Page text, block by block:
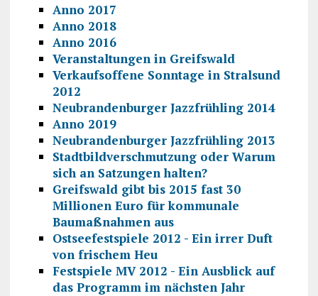
Anno 2017
Anno 2018
Anno 2016
Veranstaltungen in Greifswald
Verkaufsoffene Sonntage in Stralsund
2012
Neubrandenburger Jazzfrühling 2014
Anno 2019
Neubrandenburger Jazzfrühling 2013
Stadtbildverschmutzung oder Warum
sich an Satzungen halten?
Greifswald gibt bis 2015 fast 30
Millionen Euro für kommunale
Baumaßnahmen aus
Ostseefestspiele 2012 - Ein irrer Duft
von frischem Heu
Festspiele MV 2012 - Ein Ausblick auf
das Programm im nächsten Jahr